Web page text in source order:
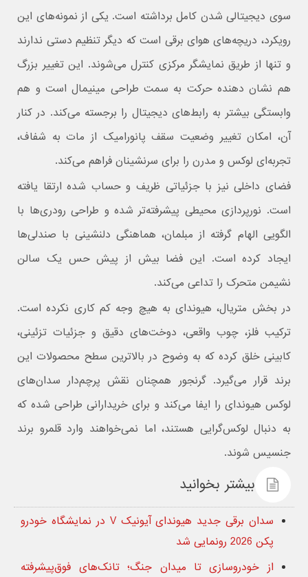
سوی دیجیتالی‌ شدن کامل برداشته است. یکی از نمونه‌های این
رویکرد، دریچه‌های هوای برقی است که دیگر تنظیم دستی ندارند
و تنها از طریق نمایشگر مرکزی کنترل می‌شوند. این تغییر بزرگ
هم نشان‌ دهنده حرکت به سمت طراحی مینیمال است و هم
وابستگی بیشتر به رابط‌های دیجیتال را برجسته می‌کند. در کنار
آن، امکان تغییر وضعیت سقف پانورامیک از مات به شفاف،
تجربه‌ای لوکس و مدرن را برای سرنشینان فراهم می‌کند.
فضای داخلی نیز با جزئیاتی ظریف و حساب‌ شده ارتقا یافته
است. نورپردازی محیطی پیشرفته‌تر شده و طراحی رودری‌ها با
الگویی الهام‌ گرفته از مبلمان، هماهنگی دلنشینی با صندلی‌ها
ایجاد کرده است. این فضا بیش از پیش حس یک سالن
نشیمن متحرک را تداعی می‌کند.
در بخش متریال، هیوندای به هیچ وجه کم کاری نکرده است.
ترکیب فلز، چوب واقعی، دوخت‌های دقیق و جزئیات تزئینی،
کابینی خلق کرده که به‌ وضوح در بالاترین سطح محصولات این
برند قرار می‌گیرد. گرنجور همچنان نقش پرچم‌دار سدان‌های
لوکس هیوندای را ایفا می‌کند و برای خریدارانی طراحی شده که
به‌ دنبال لوکس‌گرایی هستند، اما نمی‌خواهند وارد قلمرو برند
جنسیس شوند.
بیشتر بخوانید
سدان برقی جدید هیوندای آیونیک V در نمایشگاه خودرو
پکن 2026 رونمایی شد
از خودروسازی تا میدان جنگ؛ تانک‌های فوق‌پیشرفته